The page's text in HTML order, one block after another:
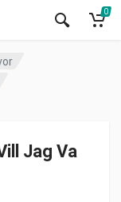
0
Jag Va